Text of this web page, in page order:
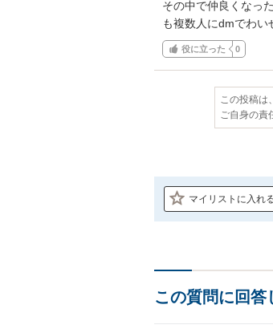
その中で仲良くなっ
も複数人にdmでわい
役に立った 0
この投稿は
ご自身の責
マイリストに入れ
この質問に回答